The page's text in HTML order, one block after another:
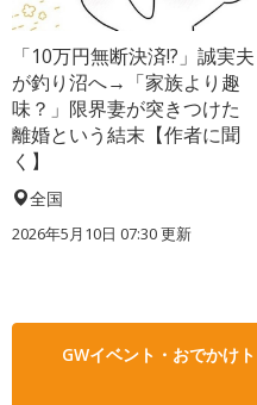
「10万円無断決済!?」誠実夫
が釣り沼へ→「家族より趣
味？」限界妻が突きつけた
離婚という結末【作者に聞
く】
全国
2026年5月10日 07:30 更新
GWイベント・おでかけ